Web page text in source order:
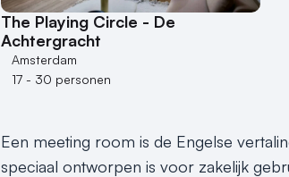
The Playing Circle - De
Achtergracht
Amsterdam
17 - 30 personen
Een meeting room is de Engelse
speciaal ontworpen is voor zakelijk